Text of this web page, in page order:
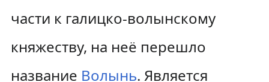
части к галицко-волынскому
княжеству, на неё перешло
название Волынь. Является